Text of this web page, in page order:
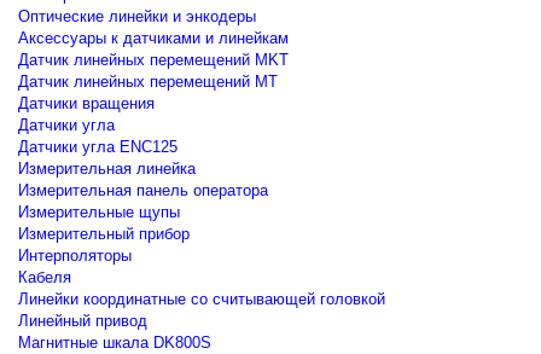
Оптические линейки и энкодеры
Аксессуары к датчиками и линейкам
Датчик линейных перемещений MKT
Датчик линейных перемещений MT
Датчики вращения
Датчики угла
Датчики угла ENC125
Измерительная линейка
Измерительная панель оператора
Измерительные щупы
Измерительный прибор
Интерполяторы
Кабеля
Линейки координатные со считывающей головкой
Линейный привод
Магнитные шкала DK800S